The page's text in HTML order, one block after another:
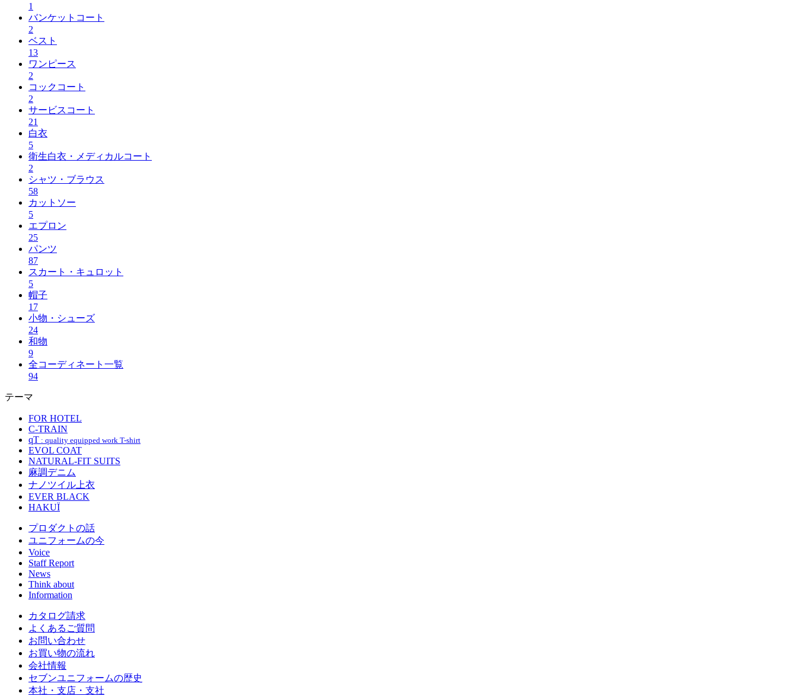
1
バンケットコート
2
ベスト
13
ワンピース
2
コックコート
2
サービスコート
21
白衣
5
衛生白衣・メディカルコート
2
シャツ・ブラウス
58
カットソー
5
エプロン
25
パンツ
87
スカート・キュロット
5
帽子
17
小物・シューズ
24
和物
9
全コーディネート一覧
94
テーマ
FOR HOTEL
C-TRAIN
qT : quality equipped work T-shirt
EVOL COAT
NATURAL-FIT SUITS
麻調デニム
ナノツイル上衣
EVER BLACK
HAKUÏ
プロダクトの話
ユニフォームの今
Voice
Staff Report
News
Think about
Information
カタログ請求
よくあるご質問
お問い合わせ
お買い物の流れ
会社情報
セブンユニフォームの歴史
本社・支店・支社